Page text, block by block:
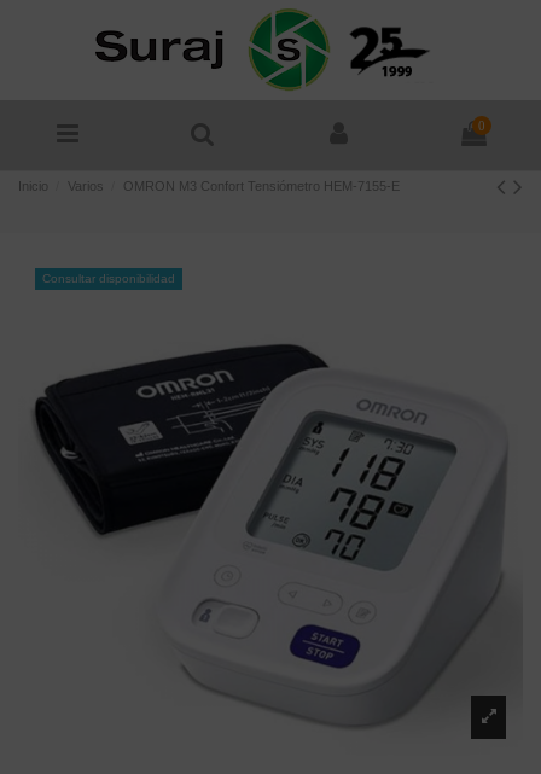
0
Inicio Varios OMRON M3 Confort Tensiómetro HEM-7155-E
Consultar disponibilidad